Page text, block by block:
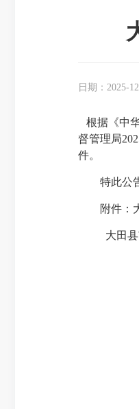
日期：2025-
根据《中
督管理局
件。
特此公告
附件：大
大田县市